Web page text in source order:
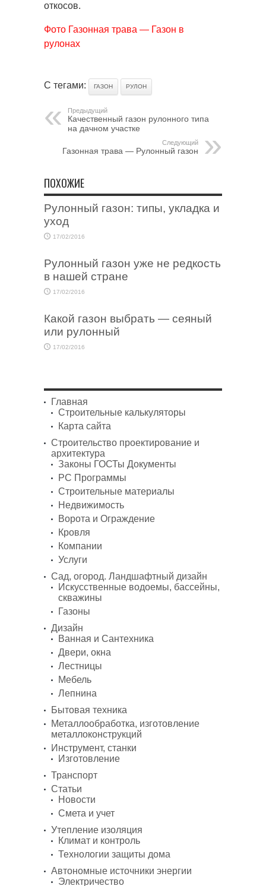
откосов.
Фото Газонная трава — Газон в
рулонах
С тегами: ГАЗОН РУЛОН
Предыдущий
Качественный газон рулонного типа
на дачном участке
Следующий
Газонная трава — Рулонный газон
ПОХОЖИЕ
Рулонный газон: типы, укладка и
уход
17/02/2016
Рулонный газон уже не редкость
в нашей стране
17/02/2016
Какой газон выбрать — сеяный
или рулонный
17/02/2016
Главная
Строительные калькуляторы
Карта сайта
Строительство проектирование и
архитектура
Законы ГОСТы Документы
PC Программы
Строительные материалы
Недвижимость
Ворота и Ограждение
Кровля
Компании
Услуги
Сад, огород. Ландшафтный дизайн
Искусственные водоемы, бассейны,
скважины
Газоны
Дизайн
Ванная и Сантехника
Двери, окна
Лестницы
Мебель
Лепнина
Бытовая техника
Металлообработка, изготовление
металлоконструкций
Инструмент, станки
Изготовление
Транспорт
Статьи
Новости
Смета и учет
Утепление изоляция
Климат и контроль
Технологии защиты дома
Автономные источники энергии
Электричество